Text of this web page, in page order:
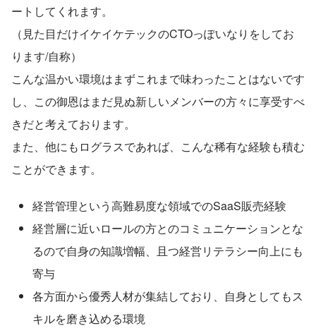
ートしてくれます。
（見た目だけイケイケテックのCTOっぽいなりをしてお
ります/自称）
こんな温かい環境はまずこれまで味わったことはないです
し、この御恩はまだ見ぬ新しいメンバーの方々に享受すべ
きだと考えております。
また、他にもログラスであれば、こんな稀有な経験も積む
ことができます。
経営管理という高難易度な領域でのSaaS販売経験
経営層に近いロールの方とのコミュニケーションとな
るので自身の知識増幅、且つ経営リテラシー向上にも
寄与
各方面から優秀人材が集結しており、自身としてもス
キルを磨き込める環境